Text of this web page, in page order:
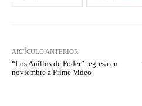
ARTÍCULO ANTERIOR
“Los Anillos de Poder” regresa en
noviembre a Prime Video